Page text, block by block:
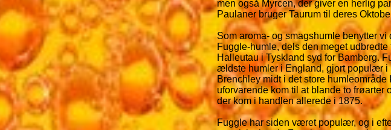
men også Myrcen, der giver en herlig
Paulaner bruger Taurum til deres
Som aroma- og smagshumle benytter
Fuggle-humle, dels den meget
Halleutau i Tyskland syd for Bamberg.
ældste humler i England, gjort populær i
Brenchley midt i det store
uforvarende kom til at blande to frøarter
der kom i handlen allerede i 1875.
Fuggle har siden været populær, og i